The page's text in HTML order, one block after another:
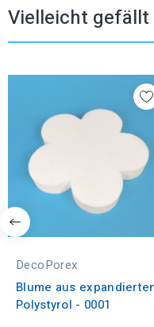
Vielleicht gefällt
DecoPorex
Blume aus
Polystyrol - 0001